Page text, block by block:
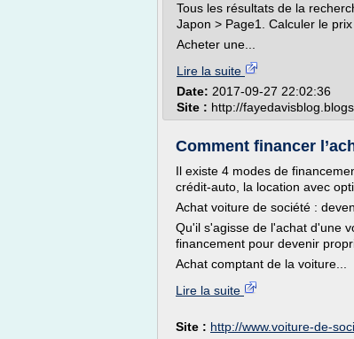
Tous les résultats de la
Japon > Page1. Calculer le
Acheter une...
Lire la suite
Date: 2017-09-27 22:02:36
Site : http://
Comment financer
Il existe 4 modes de
crédit-auto, la location avec
Achat voiture de société :
Qu'il s'agisse de l'achat d'une
financement pour devenir
Achat comptant de la voiture...
Lire la suite
Site : http://www.voiture-de-